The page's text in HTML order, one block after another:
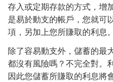
存入或定期存款的方式，增
是易於動支的帳戶，您就可
項，另加上您所賺取的利息。
除了容易動支外，儲蓄的最
都沒有風險嗎？不完全對。
因此您儲蓄所賺取的利息將